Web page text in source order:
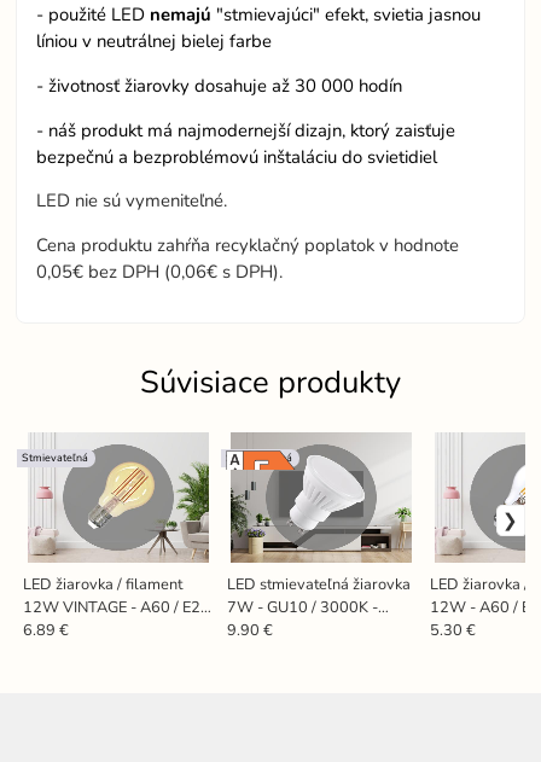
- použité LED nemajú "stmievajúci" efekt, svietia jasnou
líniou v neutrálnej bielej farbe
- životnosť žiarovky dosahuje až 30 000 hodín
- náš produkt má najmodernejší dizajn, ktorý zaisťuje
bezpečnú a bezproblémovú inštaláciu do svietidiel
LED nie sú vymeniteľné.
Cena produktu zahŕňa recyklačný poplatok v hodnote
0,05€ bez DPH (0,06€ s DPH).
Súvisiace produkty
LED žiarovka / filament
12W VINTAGE - A60 / E27
/ 2000K - ZLF513DV
Stmievateľná
6.89 €
LED stmievateľná žiarovka
7W - GU10 / 3000K -
ZLS1117D
Stmievateľná
9.90 €
LED žiarovka /
12W - A60 /
- ZLF513
5.30 €